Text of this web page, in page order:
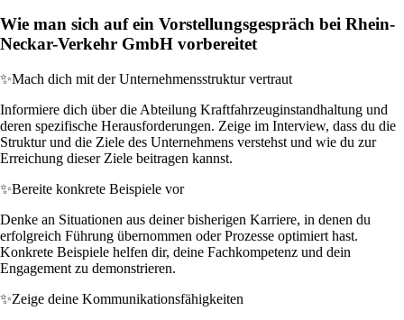
Wie man sich auf ein Vorstellungsgespräch bei Rhein-
Neckar-Verkehr GmbH vorbereitet
✨Mach dich mit der Unternehmensstruktur vertraut
Informiere dich über die Abteilung Kraftfahrzeuginstandhaltung und
deren spezifische Herausforderungen. Zeige im Interview, dass du die
Struktur und die Ziele des Unternehmens verstehst und wie du zur
Erreichung dieser Ziele beitragen kannst.
✨Bereite konkrete Beispiele vor
Denke an Situationen aus deiner bisherigen Karriere, in denen du
erfolgreich Führung übernommen oder Prozesse optimiert hast.
Konkrete Beispiele helfen dir, deine Fachkompetenz und dein
Engagement zu demonstrieren.
✨Zeige deine Kommunikationsfähigkeiten